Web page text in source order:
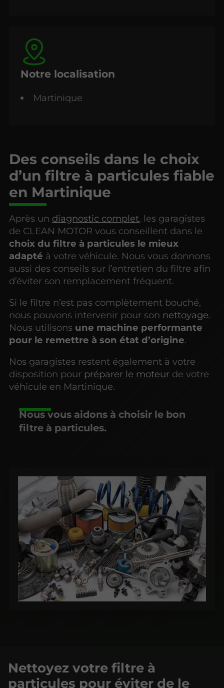
Notre localisation
Martinique
Des conseils dans le choix
d’un filtre à particules fiable
en Martinique
Après un diagnostic complet, les garagistes
de CLEAN MOTOR vous conseillent dans le
choix du filtre à particules le mieux
adapté à votre véhicule. Nous vous donnons
aussi des conseils sur l’entretien du filtre afin
d’éviter son remplacement fréquent.
Si le filtre n’est pas complètement bouché,
nous pouvons intervenir pour son nettoyage.
Nous utilisons une machine performante
pour le remettre à son état d’origine.
Nos garagistes restent également à votre
disposition pour préparer le moteur de votre
véhicule en Martinique.
Nous vous aidons à choisir le bon
filtre à particules.
Nettoyez votre filtre à
particules pour éviter de le